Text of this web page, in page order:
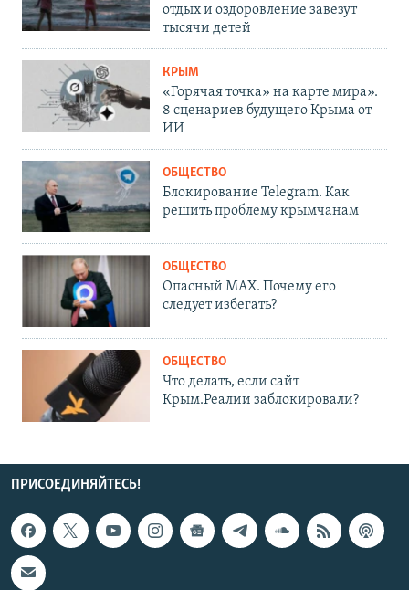
отдых и оздоровление завезут
тысячи детей
КРЫМ
«Горячая точка» на карте мира».
8 сценариев будущего Крыма от
ИИ
ОБЩЕСТВО
Блокирование Telegram. Как
решить проблему крымчанам
ОБЩЕСТВО
Опасный MAX. Почему его
следует избегать?
ОБЩЕСТВО
Что делать, если сайт
Крым.Реалии заблокировали?
ПРИСОЕДИНЯЙТЕСЬ!